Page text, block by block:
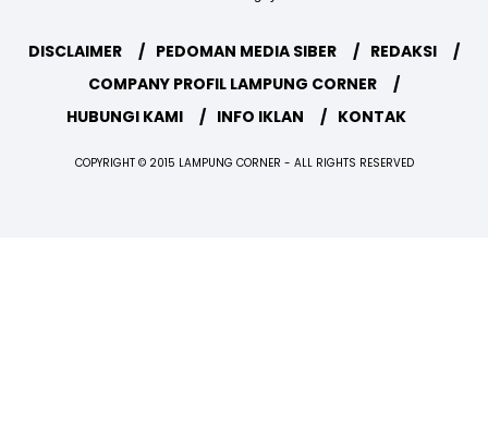
DISCLAIMER PEDOMAN MEDIA SIBER
REDAKSI
COMPANY PROFIL LAMPUNG CORNER
HUBUNGI KAMI
INFO IKLAN KONTAK
COPYRIGHT © 2015 LAMPUNG CORNER - ALL RIGHTS RESERVED